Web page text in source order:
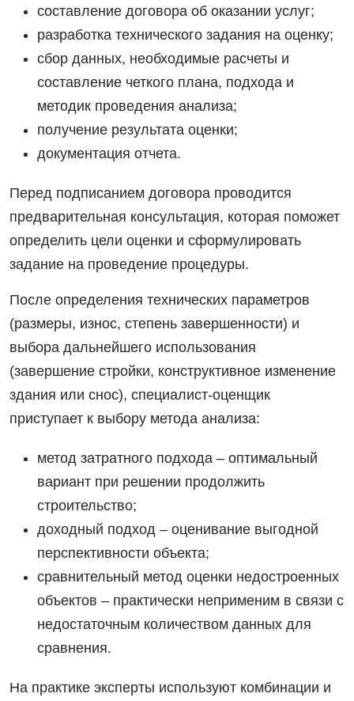
составление договора об оказании услуг;
разработка технического задания на оценку;
сбор данных, необходимые расчеты и
составление четкого плана, подхода и
методик проведения анализа;
получение результата оценки;
документация отчета.
Перед подписанием договора проводится
предварительная консультация, которая поможет
определить цели оценки и сформулировать
задание на проведение процедуры.
После определения технических параметров
(размеры, износ, степень завершенности) и
выбора дальнейшего использования
(завершение стройки, конструктивное изменение
здания или снос), специалист-оценщик
приступает к выбору метода анализа:
метод затратного подхода – оптимальный
вариант при решении продолжить
строительство;
доходный подход – оценивание выгодной
перспективности объекта;
сравнительный метод оценки недостроенных
объектов – практически неприменим в связи с
недостаточным количеством данных для
сравнения.
На практике эксперты используют комбинации и